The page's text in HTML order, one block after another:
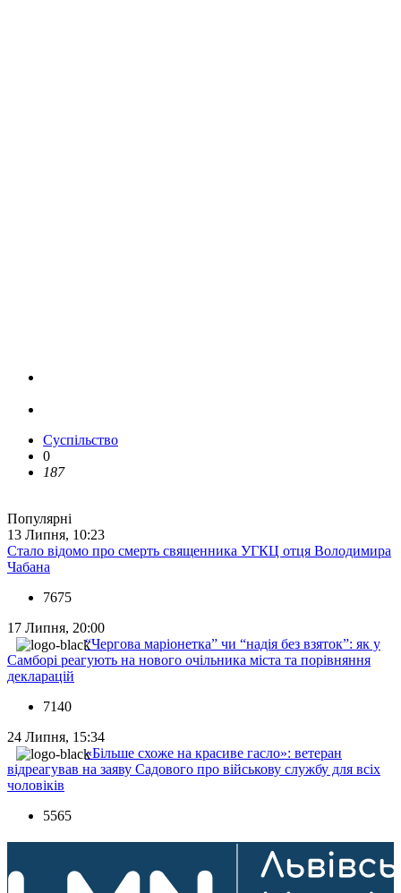
Суспільство
0
187
Популярні
13 Липня, 10:23
Стало відомо про смерть священника УГКЦ отця Володимира
Чабана
7675
17 Липня, 20:00
“Чергова маріонетка” чи “надія без взяток”: як у
Самборі реагують на нового очільника міста та порівняння
декларацій
7140
24 Липня, 15:34
«Більше схоже на красиве гасло»: ветеран
відреагував на заяву Садового про військову службу для всіх
чоловіків
5565